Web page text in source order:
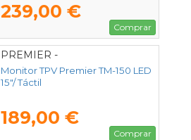
239,00 €
Comprar
PREMIER -
TPM15TOUCHCAPB
Monitor TPV Premier TM-150 LED
15"/ Táctil
189,00 €
Comprar